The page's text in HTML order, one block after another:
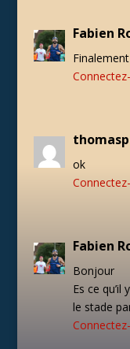
Fabien
thomasp
ok
Fabien
Bonjour
Es ce
le stade